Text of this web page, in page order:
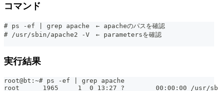
コマンド
# ps -ef | grep apache　← apacheのパスを確認
# /usr/sbin/apache2 -V　← parametersを確認
実行結果
root@bt:~# ps -ef | grep apache
root      1965     1  0 13:27 ?        00:00:00 /usr/